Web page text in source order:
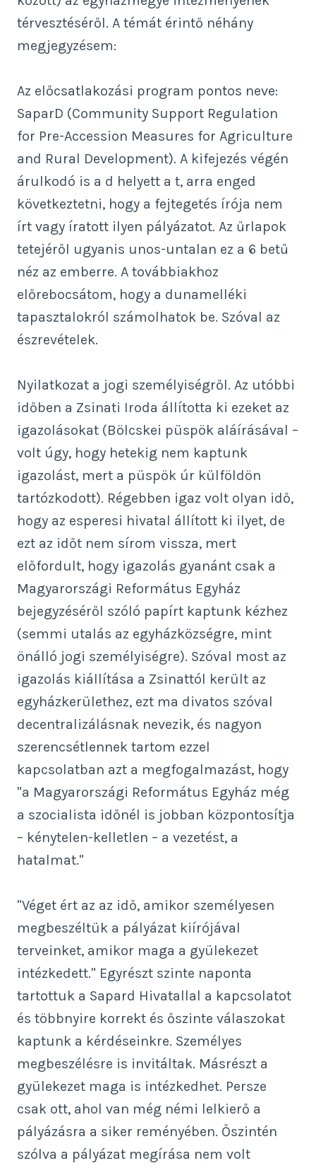
térvesztéséről. A témát érintő néhány
megjegyzésem:
Az előcsatlakozási program pontos neve:
SaparD (Community Support Regulation
for Pre-Accession Measures for Agriculture
and Rural Development). A kifejezés végén
árulkodó is a d helyett a t, arra enged
következtetni, hogy a fejtegetés írója nem
írt vagy íratott ilyen pályázatot. Az űrlapok
tetejéről ugyanis unos-untalan ez a 6 betű
néz az emberre. A továbbiakhoz
előrebocsátom, hogy a dunamelléki
tapasztalokról számolhatok be. Szóval az
észrevételek.
Nyilatkozat a jogi személyiségről. Az utóbbi
időben a Zsinati Iroda állította ki ezeket az
igazolásokat (Bölcskei püspök aláírásával –
volt úgy, hogy hetekig nem kaptunk
igazolást, mert a püspök úr külföldön
tartózkodott). Régebben igaz volt olyan idő,
hogy az esperesi hivatal állított ki ilyet, de
ezt az időt nem sírom vissza, mert
előfordult, hogy igazolás gyanánt csak a
Magyarországi Református Egyház
bejegyzéséről szóló papírt kaptunk kézhez
(semmi utalás az egyházközségre, mint
önálló jogi személyiségre). Szóval most az
igazolás kiállítása a Zsinattól került az
egyházkerülethez, ezt ma divatos szóval
decentralizálásnak nevezik, és nagyon
szerencsétlennek tartom ezzel
kapcsolatban azt a megfogalmazást, hogy
"a Magyarországi Református Egyház még
a szocialista időnél is jobban központosítja
– kénytelen-kelletlen – a vezetést, a
hatalmat."
"Véget ért az az idő, amikor személyesen
megbeszéltük a pályázat kiírójával
terveinket, amikor maga a gyülekezet
intézkedett." Egyrészt szinte naponta
tartottuk a Sapard Hivatallal a kapcsolatot
és többnyire korrekt és őszinte válaszokat
kaptunk a kérdéseinkre. Személyes
megbeszélésre is invitáltak. Másrészt a
gyülekezet maga is intézkedhet. Persze
csak ott, ahol van még némi lelkierő a
pályázásra a siker reményében. Őszintén
szólva a pályázat megírása nem volt